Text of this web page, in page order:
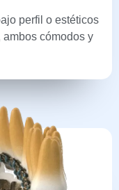
perfil o estéticos
cómodos y